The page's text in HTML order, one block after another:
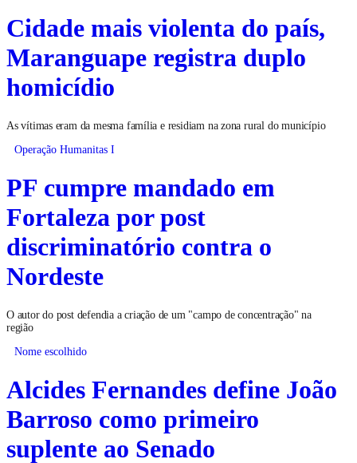
Cidade mais violenta do país,
Maranguape registra duplo
homicídio
As vítimas eram da mesma família e residiam na zona rural do município
Operação Humanitas I
PF cumpre mandado em
Fortaleza por post
discriminatório contra o
Nordeste
O autor do post defendia a criação de um "campo de concentração" na
região
Nome escolhido
Alcides Fernandes define João
Barroso como primeiro
suplente ao Senado